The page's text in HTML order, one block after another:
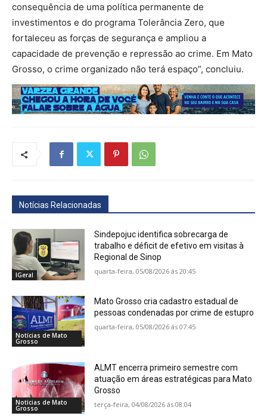
consequência de uma política permanente de
investimentos e do programa Tolerância Zero, que
fortaleceu as forças de segurança e ampliou a
capacidade de prevenção e repressão ao crime. Em Mato
Grosso, o crime organizado não terá espaço”, concluiu.
Notícias Relacionadas
IGeral
Sindepojuc identifica sobrecarga de
trabalho e déficit de efetivo em visitas à
Regional de Sinop
quarta-feira, 05/08/2026 ás 20:45
Notícias de Mato
Grosso
Mato Grosso cria cadastro estadual de
pessoas condenadas por crime de estupro
quarta-feira, 05/08/2026 ás 07:45
Notícias de Mato
Grosso
ALMT encerra primeiro semestre com
atuação em áreas estratégicas para Mato
Grosso
terça-feira, 04/08/2026 ás 08:04